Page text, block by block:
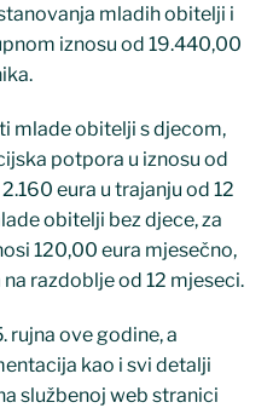
mladih obitelji i
iznosu od 19.440,00
mlade obitelji s djecom,
potpora u iznosu od
eura u trajanju od 12
obitelji bez djece, za
120,00 eura mjesečno,
razdoblje od 12 mjeseci.
rujna ove godine, a
kao i svi detalji
službenoj web stranici